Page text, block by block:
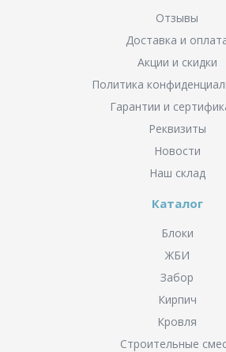
Отзывы
Доставка и
Акции и скидки
Политика
Гарантии и
Реквизиты
Новости
Наш склад
Каталог
Блоки
ЖБИ
Забор
Кирпич
Кровля
Строительные